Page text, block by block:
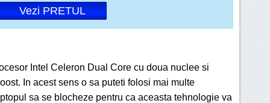
Vezi PRETUL
Intel Celeron Dual Core cu doua nuclee si
In acest sens o sa puteti folosi mai multe
sa se blocheze pentru ca aceasta tehnologie va